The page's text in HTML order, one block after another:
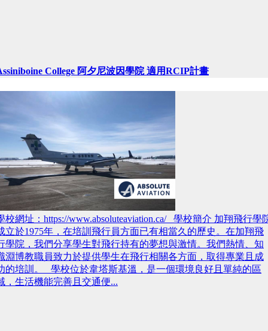
College 阿夕尼波因學院 適用RCIP計畫
校網址：https://www.absoluteaviation.ca/ 學校簡介 加翔飛行學
立於1975年，在培訓飛行員方面已有相當久的歷史。在加翔飛
學院，我們分享學生對飛行持有的夢想與激情。我們熱情、知
淵博教職員致力於提供學生在飛行相關各方面，取得專業且成
的培訓。 學校位於韋塔斯基溫，是一個環境良好且單純的區
，生活機能完善且交通便...